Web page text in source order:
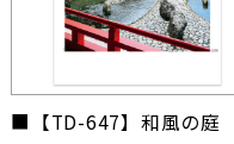
■【TD-647】和風の庭